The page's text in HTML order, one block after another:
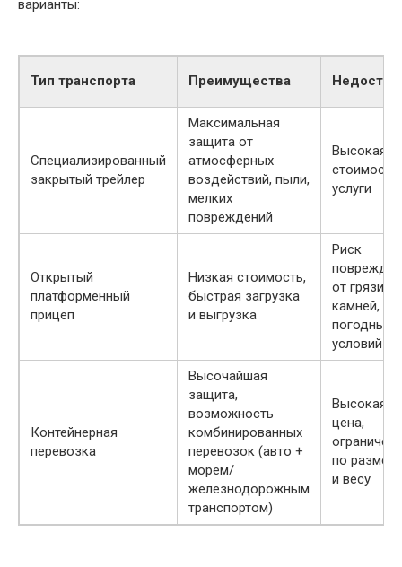
варианты:
Тип транспорта Преимущества
Специализированный
закрытый трейлер
Максимальная
защита от
атмосферных
воздействий, пыли,
мелких
повреждений
Высокая
стоимость
услуги
Открытый
платформенный
прицеп
Низкая стоимость,
быстрая загрузка
и выгрузка
Риск
от грязи,
камней,
погодных
условий
Контейнерная
перевозка
Высочайшая
защита,
возможность
комбинированных
перевозок (авто +
морем/
железнодорожным
транспортом)
Высокая
цена,
по
и весу